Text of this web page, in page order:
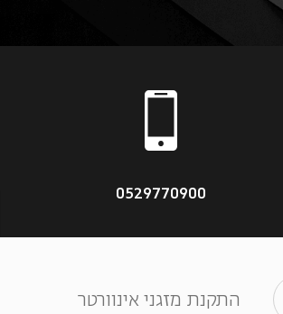
0529770900
התקנת מזגני אינוורטר